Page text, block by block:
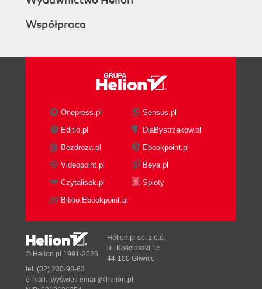
Współpraca
Onepress.pl
Sensus.pl
Editio.pl
DlaBystrzakow.pl
Bezdroza.pl
Ebookpoint.pl
Videopoint.pl
Beya.pl
Czytalisek.pl
Sploty
Biblio.Ebookpoint.pl
© Helion.pl 1991-2026
Helion.pl sp. z o.o.
ul. Kościuszki 1c
44-100 Gliwice
tel. (32) 230-98-63
e-mail: [wyświetl email]@helion.pl